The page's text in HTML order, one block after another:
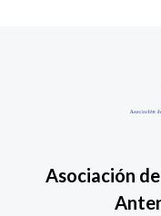
Asociación